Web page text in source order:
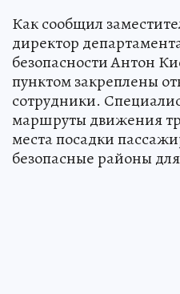
Как сообщил
директор
безопасности Антон
пунктом закреплены
сотрудники.
маршруты движения
места посадки
безопасные районы